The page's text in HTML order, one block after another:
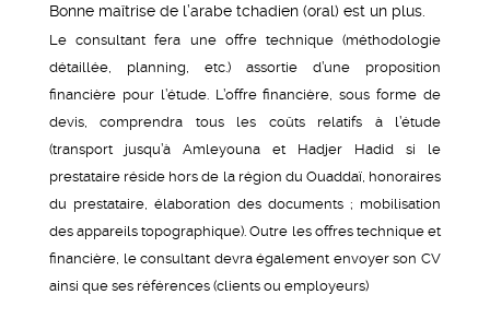
Bonne maîtrise de l’arabe tchadien (oral) est un plus.
Le consultant fera une offre technique (méthodologie
détaillée, planning, etc.) assortie d’une proposition
financière pour l’étude. L’offre financière, sous forme de
devis, comprendra tous les coûts relatifs à l’étude
(transport jusqu’à Amleyouna et Hadjer Hadid si le
prestataire réside hors de la région du Ouaddaï, honoraires
du prestataire, élaboration des documents ; mobilisation
des appareils topographique). Outre les offres technique et
financière, le consultant devra également envoyer son CV
ainsi que ses références (clients ou employeurs)